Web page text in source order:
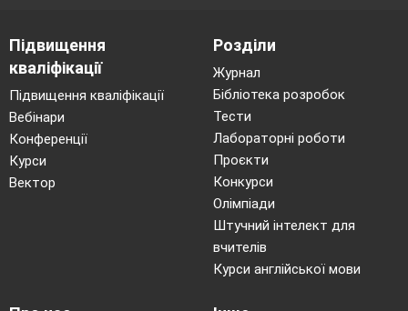
Підвищення
кваліфікації
Підвищення кваліфікації
Вебінари
Конференції
Курси
Вектор
Розділи
Журнал
Бібліотека розробок
Тести
Лабораторні роботи
Проєкти
Конкурси
Олімпіади
Штучний інтелект для
вчителів
Курси англійської мови